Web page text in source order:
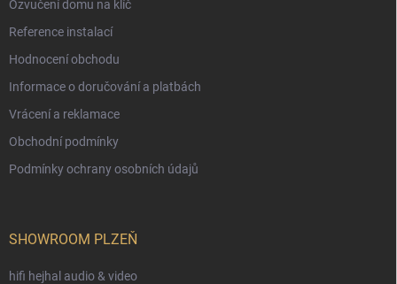
Ozvučení domu na klíč
Reference instalací
Hodnocení obchodu
Informace o doručování a platbách
Vrácení a reklamace
Obchodní podmínky
Podmínky ochrany osobních údajů
SHOWROOM PLZEŇ
hifi hejhal audio & video